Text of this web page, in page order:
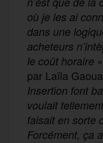
où je les ai
dans une
acheteurs
le coût horaire
par Laïla
Insertion font
voulait
faisait en sorte
Forcément, ça